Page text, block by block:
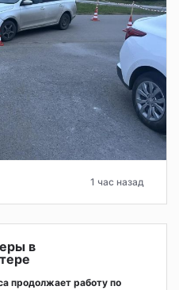
1 час назад
в
продолжает работу по